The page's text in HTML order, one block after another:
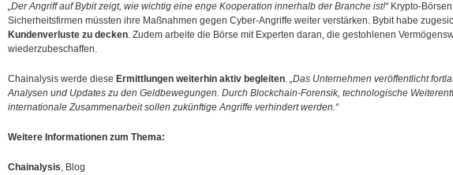
„Der Angriff auf Bybit zeigt, wie wichtig eine enge Kooperation innerhalb der Branche ist!“Krypto-Börsen
Sicherheitsfirmen müssten ihre Maßnahmen gegen Cyber-Angriffe weiter verstärken. Bybit habe
Kundenverluste zu decken. Zudem arbeite die Börse mit Experten daran, die gestohlenen
wiederzubeschaffen.
Chainalysis werde diese Ermittlungen weiterhin aktiv begleiten. „Das Unternehmen veröffentlicht
Analysen und Updates zu den Geldbewegungen. Durch Blockchain-Forensik, technologische
internationale Zusammenarbeit sollen zukünftige Angriffe verhindert werden.“
Weitere Informationen zum Thema:
Chainalysis, Blog